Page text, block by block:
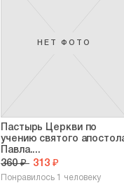
НЕТ ФОТО
Пастырь Церкви по
учению святого
Павла....
360 ₽ 313 ₽
Понравилось 1 человеку